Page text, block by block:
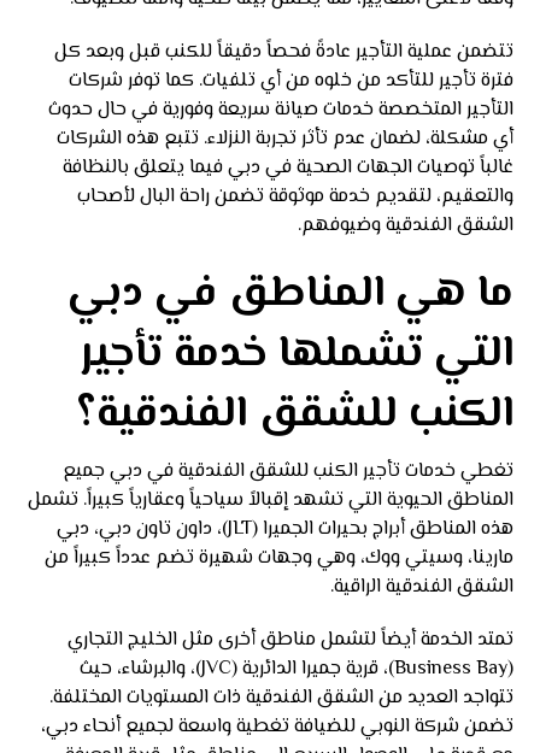
تتضمن عملية التأجير عادةً فحصاً دقيقاً للكنب قبل وبعد كل
فترة تأجير للتأكد من خلوه من أي تلفيات. كما توفر شركات
التأجير المتخصصة خدمات صيانة سريعة وفورية في حال حدوث
أي مشكلة، لضمان عدم تأثر تجربة النزلاء. تتبع هذه الشركات
غالباً توصيات الجهات الصحية في دبي فيما يتعلق بالنظافة
والتعقيم، لتقديم خدمة موثوقة تضمن راحة البال لأصحاب
الشقق الفندقية وضيوفهم.
ما هي المناطق في دبي
التي تشملها خدمة تأجير
الكنب للشقق الفندقية؟
تغطي خدمات تأجير الكنب للشقق الفندقية في دبي جميع
المناطق الحيوية التي تشهد إقبالاً سياحياً وعقارياً كبيراً. تشمل
هذه المناطق أبراج بحيرات الجميرا (JLT)، داون تاون دبي، دبي
مارينا، وسيتي ووك، وهي وجهات شهيرة تضم عدداً كبيراً من
الشقق الفندقية الراقية.
تمتد الخدمة أيضاً لتشمل مناطق أخرى مثل الخليج التجاري
(Business Bay)، قرية جميرا الدائرية (JVC)، والبرشاء، حيث
تتواجد العديد من الشقق الفندقية ذات المستويات المختلفة.
تضمن شركة النوبي للضيافة تغطية واسعة لجميع أنحاء دبي،